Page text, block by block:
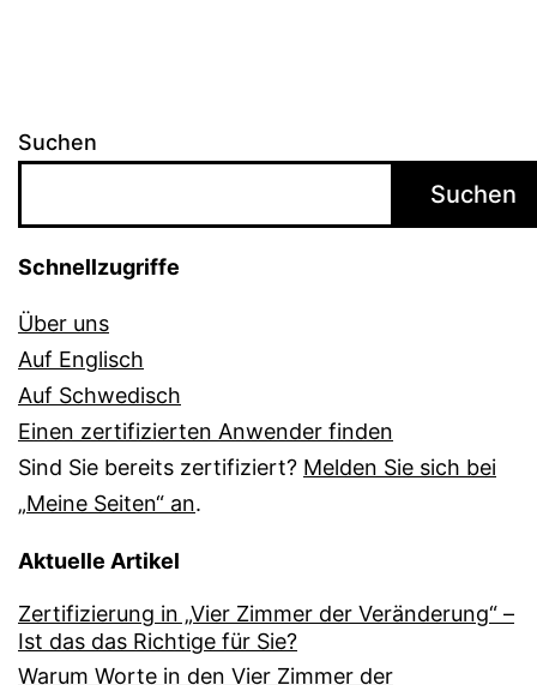
Suchen
Suchen
Schnellzugriffe
Über uns
Auf Englisch
Auf Schwedisch
Einen zertifizierten Anwender finden
Sind Sie bereits zertifiziert? Melden Sie sich bei
„Meine Seiten“ an.
Aktuelle Artikel
Zertifizierung in „Vier Zimmer der Veränderung“ –
Ist das das Richtige für Sie?
Warum Worte in den Vier Zimmer der